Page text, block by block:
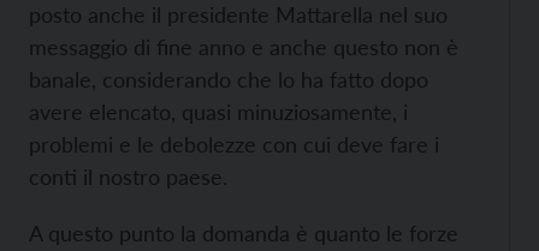
posto anche il presidente Mattarella nel suo
messaggio di fine anno e anche questo non è
banale, considerando che lo ha fatto dopo
avere elencato, quasi minuziosamente, i
problemi e le debolezze con cui deve fare i
conti il nostro paese.
A questo punto la domanda è quanto le forze